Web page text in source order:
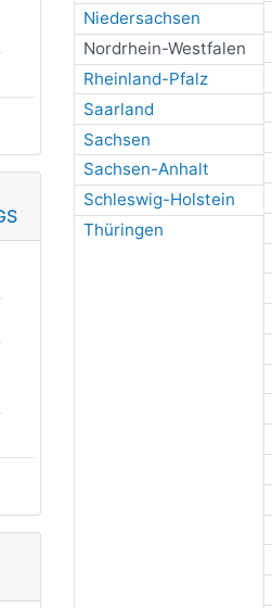
Niedersachsen
Nordrhein-Westfalen
Rheinland-Pfalz
Saarland
Sachsen
Sachsen-Anhalt
Schleswig-Holstein
Thüringen